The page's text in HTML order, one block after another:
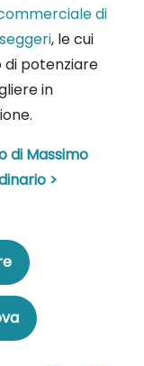
di
, le cui
di potenziare
in
di Massimo
>